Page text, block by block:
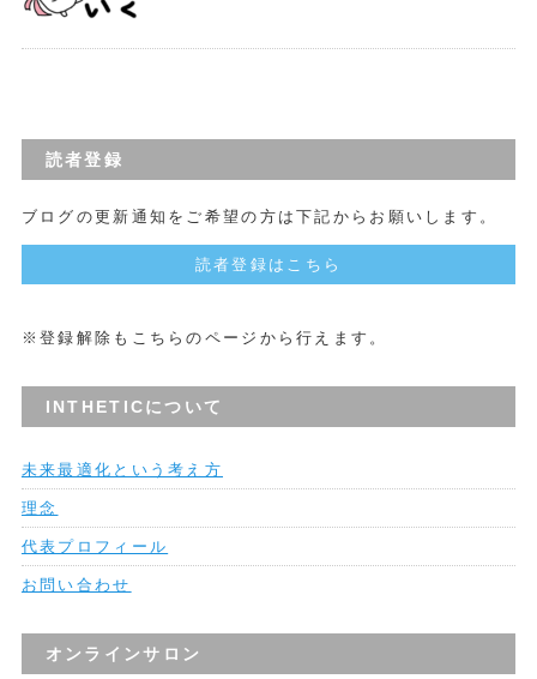
読者登録
ブログの更新通知をご希望の方は下記からお願いします。
読者登録はこちら
※登録解除もこちらのページから行えます。
INTHETICについて
未来最適化という考え方
理念
代表プロフィール
お問い合わせ
オンラインサロン